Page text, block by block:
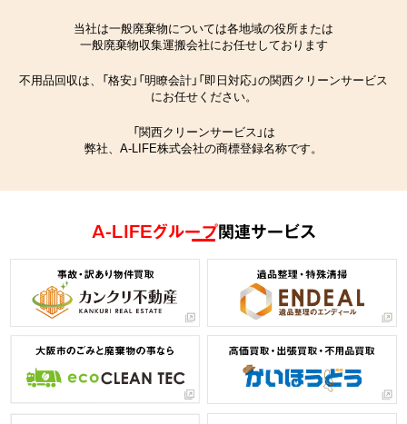
当社は一般廃棄物については各地域の役所または
一般廃棄物収集運搬会社にお任せしております
不用品回収は、「格安」「明瞭会計」「即日対応」の関西クリーンサービス
にお任せください。
「関西クリーンサービス」は
弊社、A-LIFE株式会社の商標登録名称です。
A-LIFEグループ関連サービス